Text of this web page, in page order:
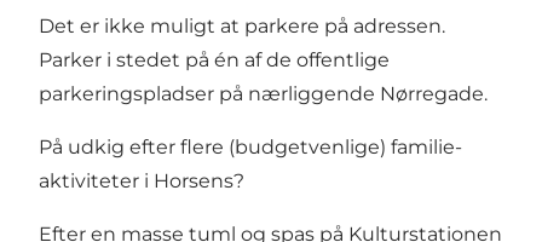
Det er ikke muligt at parkere på adressen.
Parker i stedet på én af de offentlige
parkeringspladser på nærliggende Nørregade.
På udkig efter flere (budgetvenlige) familie-
aktiviteter i Horsens?
Efter en masse tuml og spas på Kulturstationen